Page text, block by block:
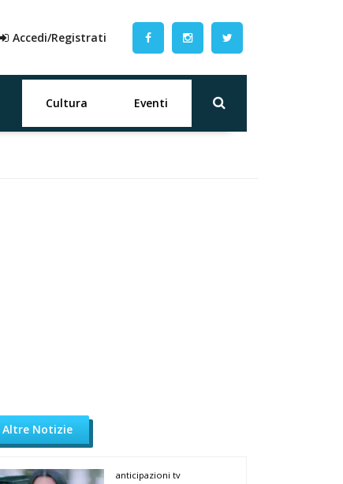
Accedi/Registrati
Cultura Eventi
Altre Notizie
anticipazioni tv